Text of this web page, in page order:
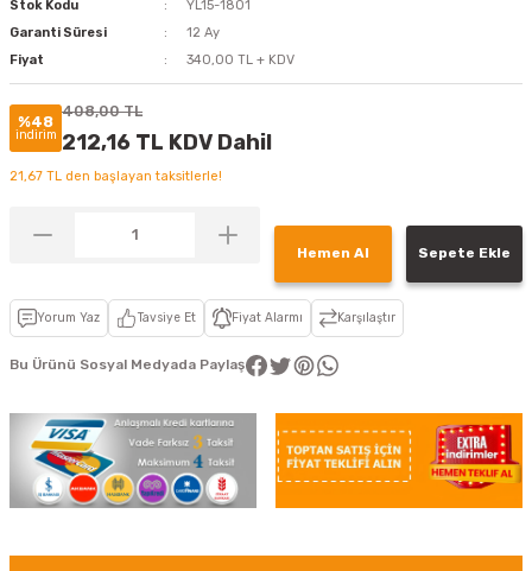
Stok Kodu
YL15-1801
Garanti Süresi
12 Ay
Fiyat
340,00 TL + KDV
%48
indirim
408,00 TL
212,16 TL KDV Dahil
21,67 TL den başlayan taksitlerle!
Hemen Al Sepete Ekle
Yorum Yaz Tavsiye Et Fiyat Alarmı Karşılaştır
Bu Ürünü Sosyal Medyada Paylaş